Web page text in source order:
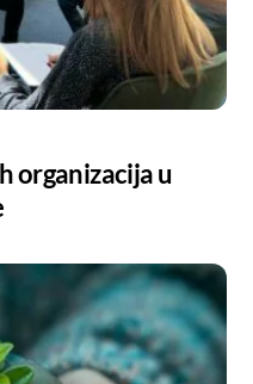
organizacija u